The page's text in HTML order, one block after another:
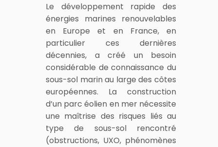
Le développement rapide des
énergies marines renouvelables
en Europe et en France, en
particulier ces dernières
décennies, a créé un besoin
considérable de connaissance du
sous-sol marin au large des côtes
européennes. La construction
d’un parc éolien en mer nécessite
une maîtrise des risques liés au
type de sous-sol rencontré
(obstructions, UXO, phénomènes